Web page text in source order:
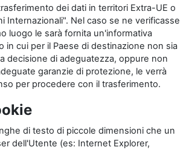
dei dati in territori Extra-UE o
Internazionali". Nel caso se ne verificasse
luogo le sarà fornita un'informativa
in cui per il Paese di destinazione non sia
decisione di adeguatezza, oppure non
garanzie di protezione, le verrà
per procedere con il trasferimento.
di testo di piccole dimensioni che un
dell'Utente (es: Internet Explorer,